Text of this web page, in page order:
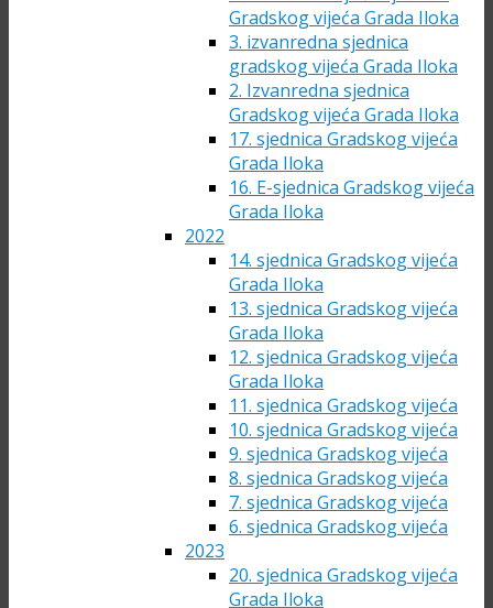
Gradskog vijeća Grada Iloka
3. izvanredna sjednica
gradskog vijeća Grada Iloka
2. Izvanredna sjednica
Gradskog vijeća Grada Iloka
17. sjednica Gradskog vijeća
Grada Iloka
16. E-sjednica Gradskog vijeća
Grada Iloka
2022
14. sjednica Gradskog vijeća
Grada Iloka
13. sjednica Gradskog vijeća
Grada Iloka
12. sjednica Gradskog vijeća
Grada Iloka
11. sjednica Gradskog vijeća
10. sjednica Gradskog vijeća
9. sjednica Gradskog vijeća
8. sjednica Gradskog vijeća
7. sjednica Gradskog vijeća
6. sjednica Gradskog vijeća
2023
20. sjednica Gradskog vijeća
Grada Iloka